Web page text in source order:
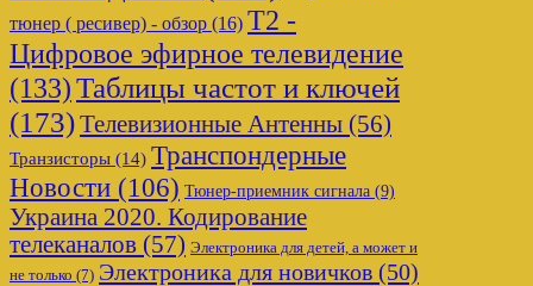
тюнер ( ресивер) - обзор (16) Т2 -
Цифровое эфирное телевидение
(133)Таблицы частот и ключей
(173)Телевизионные Антенны (56)
Транзисторы (14) Транспондерные
Новости (106) Тюнер-приемник сигнала (9)
Украина 2020. Кодирование
телеканалов (57) Электроника для детей, а может и
не только (7) Электроника для новичков (50)